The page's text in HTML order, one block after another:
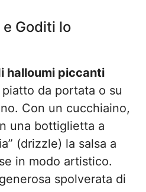
Goditi lo
halloumi piccanti
da portata o su
Con un cucchiaino,
una bottiglietta a
(drizzle) la salsa a
in modo artistico.
spolverata di